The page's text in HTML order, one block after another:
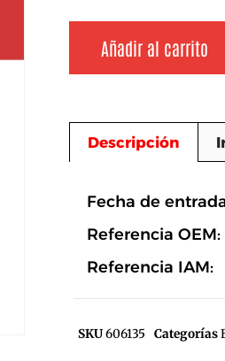
Añadir al carrito
Descripción
Fecha de
Referencia OEM:
Referencia IAM:
SKU606135 Categorías